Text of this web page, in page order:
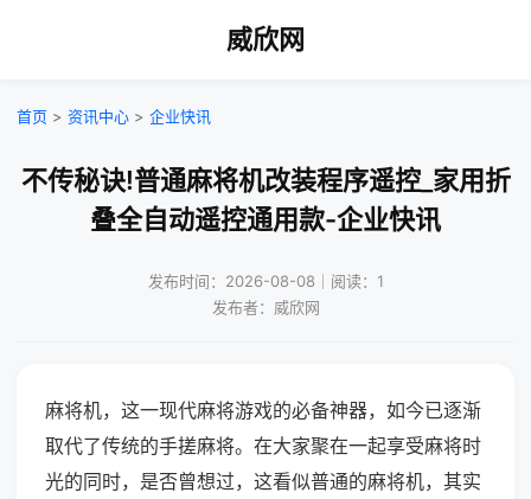
威欣网
首页 > 资讯中心 > 企业快讯
不传秘诀!普通麻将机改装程序遥控_家用折
叠全自动遥控通用款-企业快讯
发布时间：2026-08-08｜阅读：1
发布者：威欣网
麻将机，这一现代麻将游戏的必备神器，如今已逐渐
取代了传统的手搓麻将。在大家聚在一起享受麻将时
光的同时，是否曾想过，这看似普通的麻将机，其实